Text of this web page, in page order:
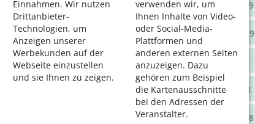
Einnahmen. Wir nutzen
Drittanbieter-
Technologien, um
Anzeigen unserer
Werbekunden auf der
Webseite einzustellen
und sie Ihnen zu zeigen.
verwenden wir, um
Ihnen Inhalte von Video-
oder Social-Media-
Plattformen und
anderen externen Seiten
anzuzeigen. Dazu
gehören zum Beispiel
die Kartenausschnitte
bei den Adressen der
Veranstalter.
KölnerLeben April/Mai 2019
KölnerLeben Feb/März 2019
KölnerLeben Dez 18/Jan 19
KölnerLeben Okt/Nov 2018
KölnerLeben Aug/Sept 2018